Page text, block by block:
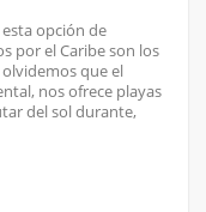
esta opción de
por el Caribe son los
que el
nos ofrece playas
del sol durante,